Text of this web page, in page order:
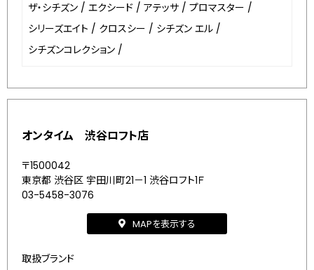
ザ・シチズン / エクシード / アテッサ / プロマスター /
シリーズエイト / クロスシー / シチズン エル /
シチズンコレクション /
オンタイム 渋谷ロフト店
〒1500042
東京都 渋谷区 宇田川町21－1 渋谷ロフト1Ｆ
03-5458-3076
MAPを表示する
取扱ブランド